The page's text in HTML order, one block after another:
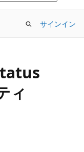
サインイン
ィ